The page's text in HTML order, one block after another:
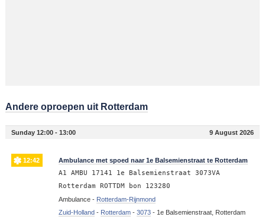
Andere oproepen uit Rotterdam
Sunday 12:00 - 13:00 9 August 2026
12:42 Ambulance met spoed naar 1e Balsemienstraat te Rotterdam
A1 AMBU 17141 1e Balsemienstraat 3073VA
Rotterdam ROTTDM bon 123280
Ambulance - Rotterdam-Rijnmond
Zuid-Holland- Rotterdam- 3073- 1e Balsemienstraat, Rotterdam